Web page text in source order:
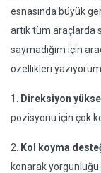
esnasında büyük
artık tüm araçlarda
saymadığım için
özellikleri yazıyorum.
1. Direksiyon
pozisyonu için çok
2. Kol koyma
konarak yorgunluğu